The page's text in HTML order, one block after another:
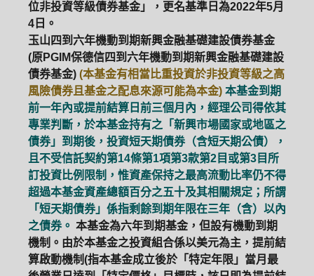
位非投資等級債券基金」，更名基準日為2022年5月
4日。
玉山四到六年機動到期新興金融基礎建設債券基金
(原PGIM保德信四到六年機動到期新興金融基礎建設
債券基金) (本基金有相當比重投資於非投資等級之高
風險債券且基金之配息來源可能為本金) 本基金到期
前一年內或提前結算日前三個月內，經理公司得依其
專業判斷，於本基金持有之「新興市場國家或地區之
債券」到期後，投資短天期債券（含短天期公債），
且不受信託契約第14條第1項第3款第2目或第3目所
訂投資比例限制，惟資產保持之最高流動比率仍不得
超過本基金資產總額百分之五十及其相關規定；所謂
「短天期債券」係指剩餘到期年限在三年（含）以內
之債券。 本基金為六年到期基金，但設有機動到期
機制。由於本基金之投資組合係以美元為主，提前結
算啟動機制(指本基金成立後於「特定年限」當月最